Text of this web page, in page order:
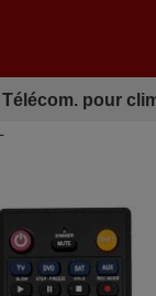
Télécom. pour